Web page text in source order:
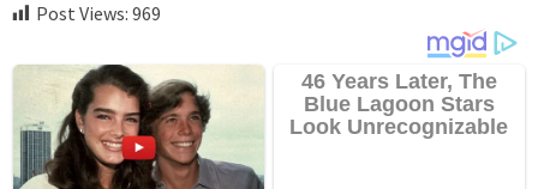
Post Views: 969